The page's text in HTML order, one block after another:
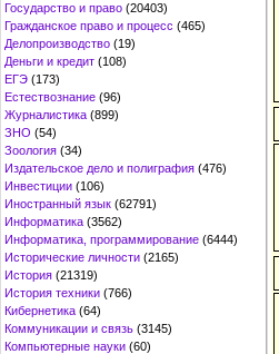
Государство и право (20403)
Гражданское право и процесс (465)
Делопроизводство (19)
Деньги и кредит (108)
ЕГЭ (173)
Естествознание (96)
Журналистика (899)
ЗНО (54)
Зоология (34)
Издательское дело и полиграфия (476)
Инвестиции (106)
Иностранный язык (62791)
Информатика (3562)
Информатика, программирование (6444)
Исторические личности (2165)
История (21319)
История техники (766)
Кибернетика (64)
Коммуникации и связь (3145)
Компьютерные науки (60)